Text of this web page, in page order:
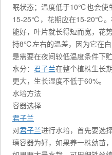
眠状态；温度低于10℃也会使
15-25℃，花期应在15-20℃。
能好，叶片就长得短而宽，花
持8℃左右的温差，因为它在
是需要在夜间较低温度条件下
水分： 君子兰在整个植株生长
更大，生长湿度不低于60%。
水培方法
容器选择
君子兰
对君子兰进行水培，首先要选
璃容器为好，如果养一株幼苗